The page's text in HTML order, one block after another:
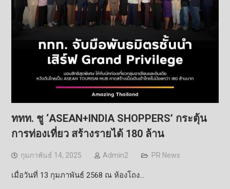
ททท. ชู ‘ASEAN+INDIA SHOPPERS’ กระตุ้น
การท่องเที่ยว สร้างรายได้ 180 ล้าน
กุมภาพันธ์ 14, 2025 Admin2 PR News
เมื่อวันที่ 13 กุมภาพันธ์ 2568 ณ ห้องโถง…